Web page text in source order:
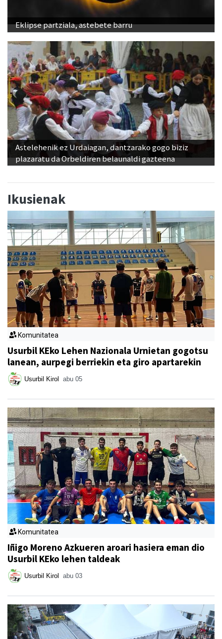
Eklipse partziala, astebete barru
Astelehenik ez Urdaiagan, dantzarako gogo biziz
plazaratu da Orbeldiren belaunaldi gazteena
Ikusienak
Komunitatea
Usurbil KEko Lehen Nazionala Urnietan gogotsu
lanean, aurpegi berriekin eta giro apartarekin
Usurbil Kirol abu 05
Komunitatea
Iñigo Moreno Azkueren aroari hasiera eman dio
Usurbil KEko lehen taldeak
Usurbil Kirol abu 03